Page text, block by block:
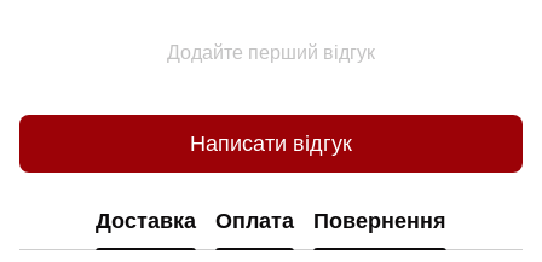
Додайте перший відгук
Написати відгук
Доставка Оплата Повернення